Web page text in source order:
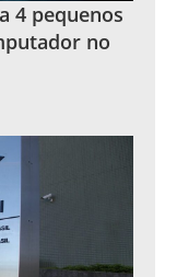
4 pequenos
no